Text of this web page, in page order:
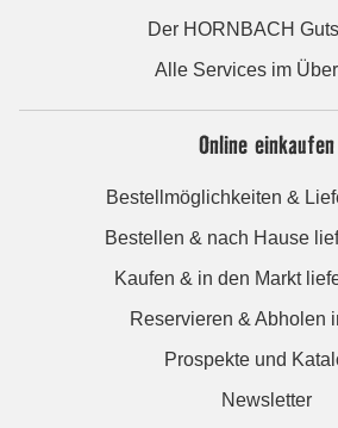
Der HORNBACH
Alle Services im
Online einkaufen
Bestellmöglichkeiten &
Bestellen & nach Hause
Kaufen & in den Markt
Reservieren & Abholen
Prospekte und
Newsletter